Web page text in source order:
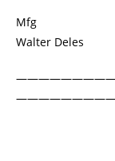
Mfg
Walter Deles